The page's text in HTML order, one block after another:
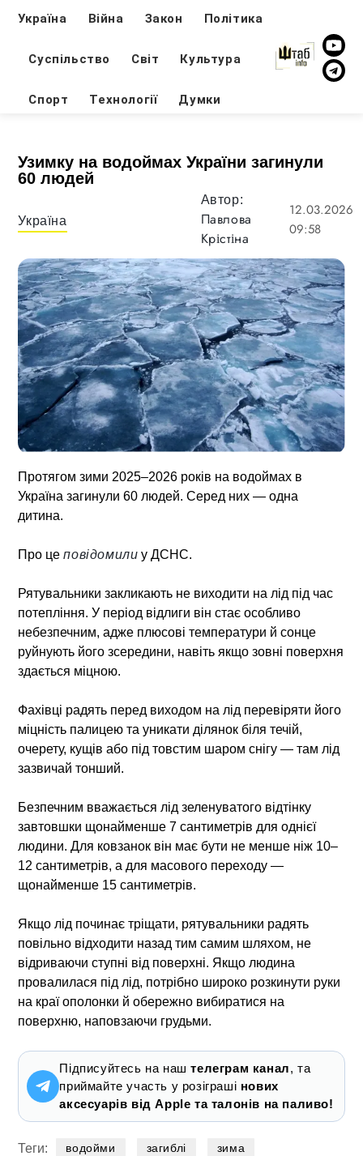
Україна Війна Закон Політика
Суспільство Світ Культура
Спорт Технології Думки
Узимку на водоймах України загинули
60 людей
Україна
Автор:
Павлова
Крістіна
12.03.2026
09:58
Протягом зими 2025–2026 років на водоймах в
Україна загинули 60 людей. Серед них — одна
дитина.
Про цеповідомили у ДСНС.
Рятувальники закликають не виходити на лід під час
потепління. У період відлиги він стає особливо
небезпечним, адже плюсові температури й сонце
руйнують його зсередини, навіть якщо зовні поверхня
здається міцною.
Фахівці радять перед виходом на лід перевіряти його
міцність палицею та уникати ділянок біля течій,
очерету, кущів або під товстим шаром снігу — там лід
зазвичай тонший.
Безпечним вважається лід зеленуватого відтінку
завтовшки щонайменше 7 сантиметрів для однієї
людини. Для ковзанок він має бути не менше ніж 10–
12 сантиметрів, а для масового переходу —
щонайменше 15 сантиметрів.
Якщо лід починає тріщати, рятувальники радять
повільно відходити назад тим самим шляхом, не
відриваючи ступні від поверхні. Якщо людина
провалилася під лід, потрібно широко розкинути руки
на краї ополонки й обережно вибиратися на
поверхню, наповзаючи грудьми.
Підписуйтесь на наштелеграм канал, та
приймайте участь у розіграші нових
аксесуарів від Apple та талонів на паливо!
Теги: водойми загиблі зима